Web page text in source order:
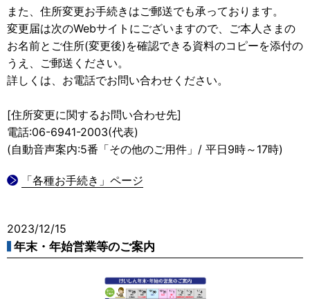
また、住所変更お手続きはご郵送でも承っております。
変更届は次のWebサイトにございますので、ご本人さまの
お名前とご住所(変更後)を確認できる資料のコピーを添付の
うえ、ご郵送ください。
詳しくは、お電話でお問い合わせください。
[住所変更に関するお問い合わせ先]
電話:06-6941-2003(代表)
(自動音声案内:5番「その他のご用件」/ 平日9時～17時)
「各種お手続き」ページ
2023/12/15
年末・年始営業等のご案内